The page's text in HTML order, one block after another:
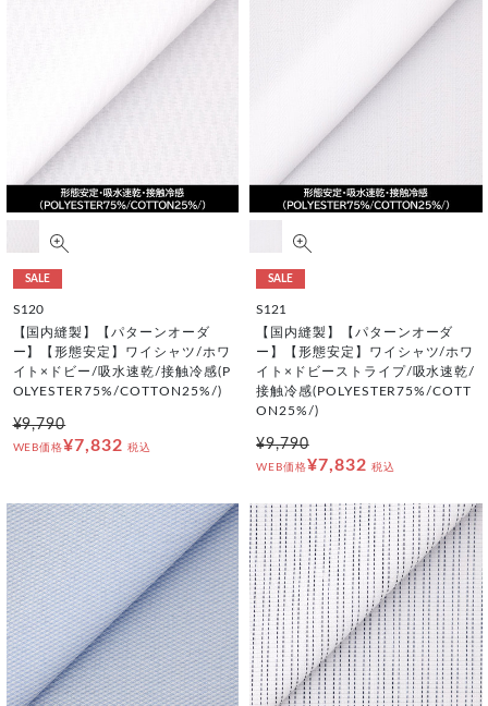
SALE
S120
【国内縫製】【パターンオーダ
ー】【形態安定】ワイシャツ/ホワ
イト×ドビー/吸水速乾/接触冷感(P
OLYESTER75%/COTTON25%/)
¥9,790
WEB価格¥7,832 税込
SALE
S121
【国内縫製】【パターンオーダ
ー】【形態安定】ワイシャツ/ホワ
イト×ドビーストライプ/吸水速乾/
接触冷感(POLYESTER75%/COTT
ON25%/)
¥9,790
WEB価格¥7,832 税込